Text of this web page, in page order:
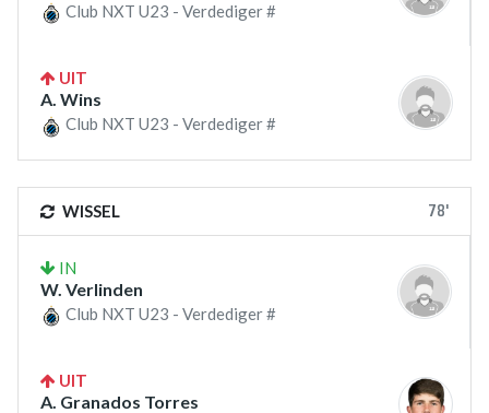
Club NXT U23 - Verdediger #
UIT
A. Wins
Club NXT U23 - Verdediger #
WISSEL 78'
IN
W. Verlinden
Club NXT U23 - Verdediger #
UIT
A. Granados Torres